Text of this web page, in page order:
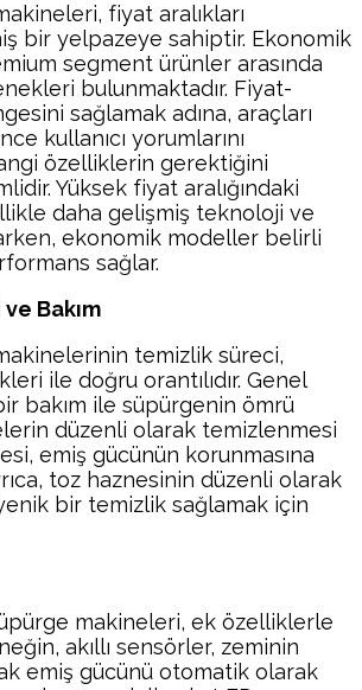
fiyat aralıkları
bir yelpazeye sahiptir. Ekonomik
segment ürünler arasında
bulunmaktadır. Fiyat-
sağlamak adına, araçları
kullanıcı yorumlarını
özelliklerin gerektiğini
Yüksek fiyat aralığındaki
daha gelişmiş teknoloji ve
ekonomik modeller belirli
sağlar.
Bakım
temizlik süreci,
ile doğru orantılıdır. Genel
bakım ile süpürgenin ömrü
düzenli olarak temizlenmesi
emiş gücünün korunmasına
toz haznesinin düzenli olarak
bir temizlik sağlamak için
makineleri, ek özelliklerle
akıllı sensörler, zeminin
emiş gücünü otomatik olarak